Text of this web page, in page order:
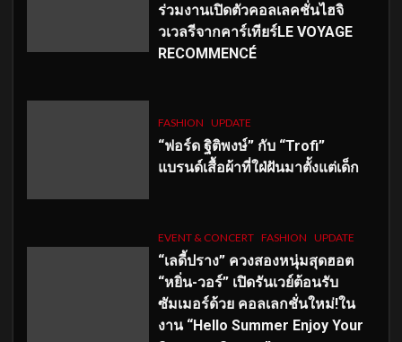
ร่วมงานเปิดตัวคอลเลคชั่นไฮจิ
วเวลรีจากคาร์เทียร์LE VOYAGE
RECOMMENCÉ
FASHION UPDATE
“ฟอร์ด ฐิติพงษ์” กับ “Trofi”
แบรนด์เสื้อผ้าที่ใฝ่ฝันมาตั้งแต่เด็ก
EVENT & CONCERT FASHION UPDATE
“เลดี้ปราง” ควงสองหนุ่มสุดฮอต
“หยิ่น-วอร์” เปิดรันเวย์ต้อนรับ
ซัมเมอร์ด้วย คอลเลกชั่นใหม่!ใน
งาน “Hello Summer Enjoy Your